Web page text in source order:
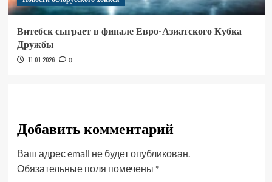
Витебск сыграет в финале Евро-Азиатского Кубка
Дружбы
11.01.2026 0
Добавить комментарий
Ваш адрес email не будет опубликован.
Обязательные поля помечены *